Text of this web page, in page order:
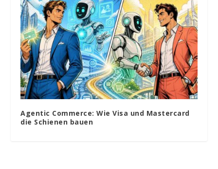
Agentic Commerce: Wie Visa und Mastercard
die Schienen bauen